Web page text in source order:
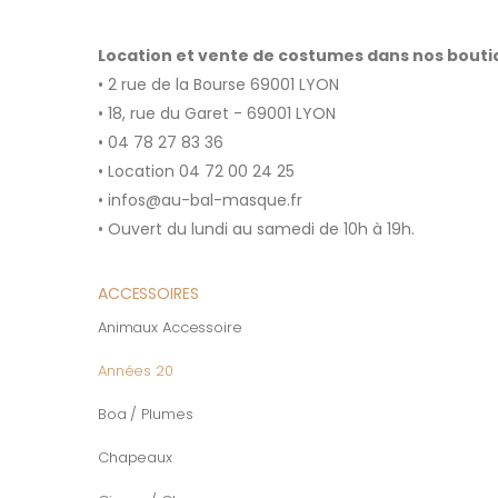
Location et vente de costumes dans nos
• 2 rue de la Bourse 69001 LYON
• 18, rue du Garet - 69001 LYON
• 04 78 27 83 36
• Location 04 72 00 24 25
• infos@au-bal-masque.fr
• Ouvert du lundi au samedi de 10h à 19h.
ACCESSOIRES
Animaux Accessoire
Années 20
Boa / Plumes
Chapeaux